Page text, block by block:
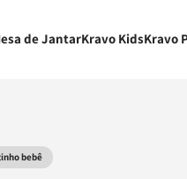
de JantarKravo KidsKravo
bebê